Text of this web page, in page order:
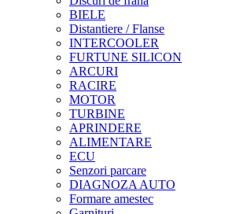
BIELE
Distantiere / Flanse
INTERCOOLER
FURTUNE SILICON
ARCURI
RACIRE
MOTOR
TURBINE
APRINDERE
ALIMENTARE
ECU
Senzori parcare
DIAGNOZA AUTO
Formare amestec